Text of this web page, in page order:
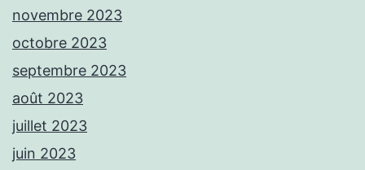
novembre 2023
octobre 2023
septembre 2023
août 2023
juillet 2023
juin 2023